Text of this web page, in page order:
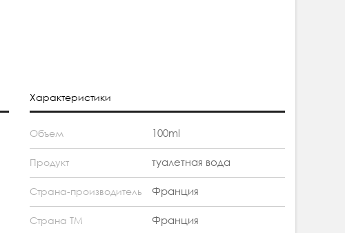
Характеристики
Объем 100ml
Продукт туалетная вода
Страна-производитель Франция
Страна ТМ Франция